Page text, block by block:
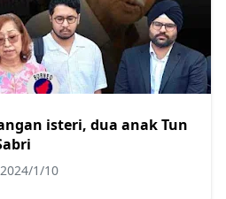
isteri, dua anak Tun
2024/1/10